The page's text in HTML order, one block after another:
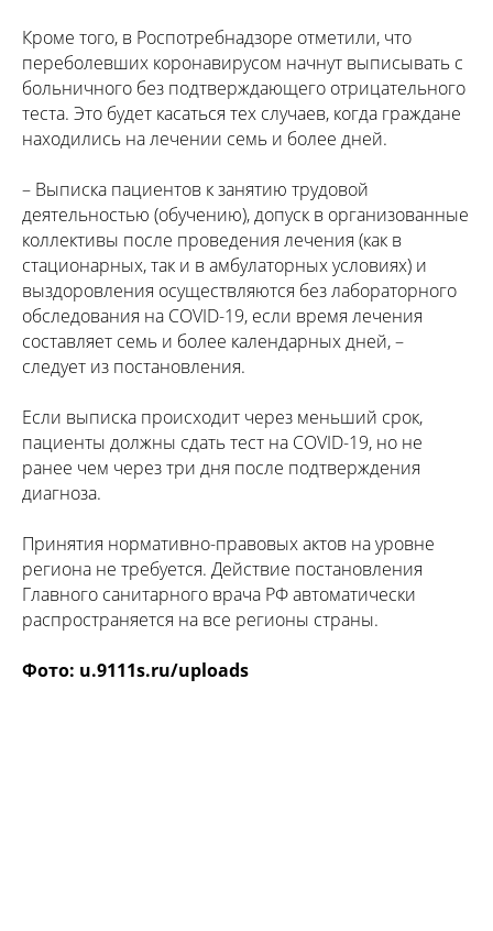
Кроме того, в Роспотребнадзоре отметили, что
переболевших коронавирусом начнут выписывать с
больничного без подтверждающего отрицательного
теста. Это будет касаться тех случаев, когда граждане
находились на лечении семь и более дней.
– Выписка пациентов к занятию трудовой
деятельностью (обучению), допуск в организованные
коллективы после проведения лечения (как в
стационарных, так и в амбулаторных условиях) и
выздоровления осуществляются без лабораторного
обследования на COVID-19, если время лечения
составляет семь и более календарных дней, –
следует из постановления.
Если выписка происходит через меньший срок,
пациенты должны сдать тест на COVID-19, но не
ранее чем через три дня после подтверждения
диагноза.
Принятия нормативно-правовых актов на уровне
региона не требуется. Действие постановления
Главного санитарного врача РФ автоматически
распространяется на все регионы страны.
Фото: u.9111s.ru/uploads